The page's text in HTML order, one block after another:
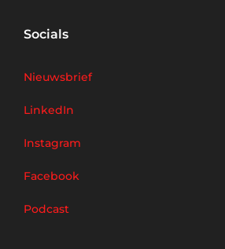
Socials
Nieuwsbrief
LinkedIn
Instagram
Facebook
Podcast